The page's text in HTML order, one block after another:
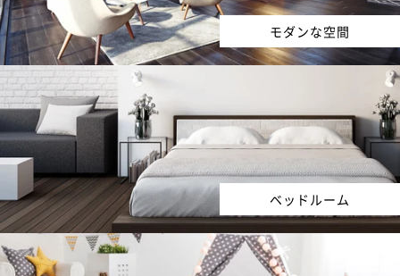
モダンな空間
ベッドルーム